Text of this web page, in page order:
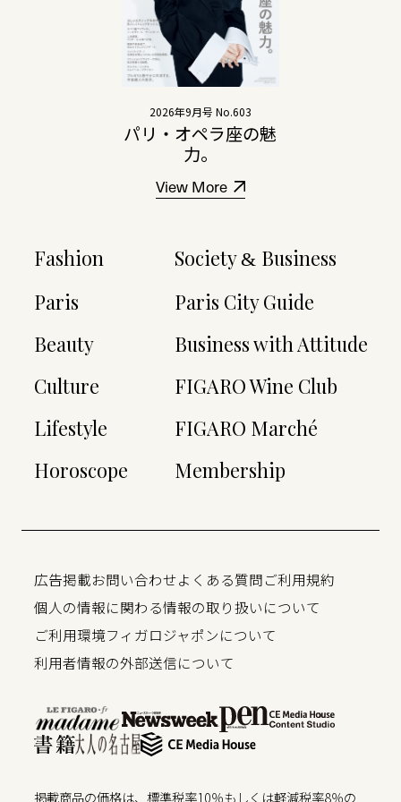
2026年9月号 No.603
パリ・オペラ座の魅
力。
View More
Fashion
Paris
Beauty
Culture
Lifestyle
Horoscope
Society& Business
Paris City Guide
Business with Attitude
FIGARO Wine Club
FIGARO Marché
Membership
広告掲載お問い合わせよくある質問ご利用規約
個人の情報に関わる情報の取り扱いについて
ご利用環境フィガロジャポンについて
利用者情報の外部送信について
掲載商品の価格は、標準税率10％もしくは軽減税率8％の